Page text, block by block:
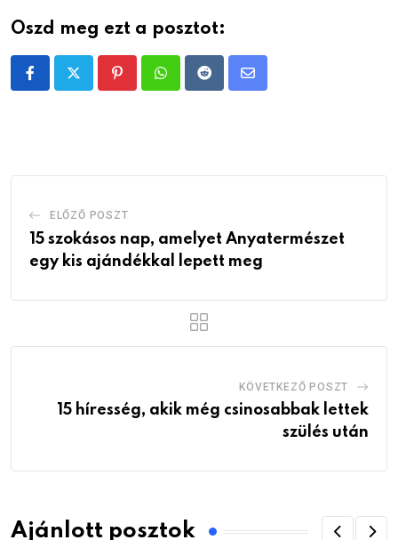
Oszd meg ezt a posztot:
PinterestWhatsappRedditShare
ELŐZŐ POSZT
15 szokásos nap, amelyet Anyatermészet
egy kis ajándékkal lepett meg
KÖVETKEZŐ POSZT
15 híresség, akik még csinosabbak lettek
szülés után
Ajánlott posztok